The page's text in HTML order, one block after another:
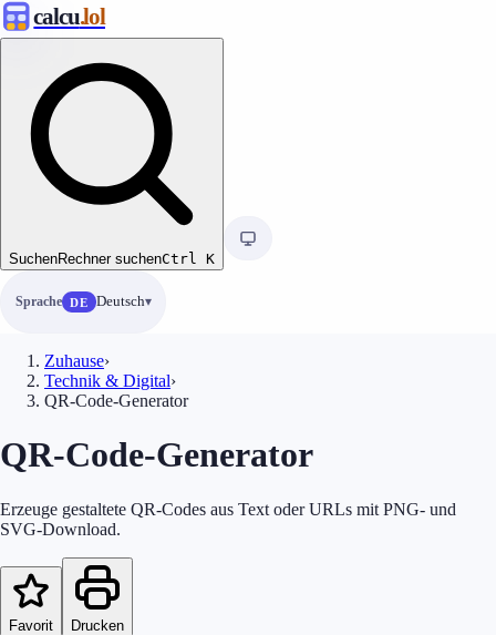
calcu.lol
SuchenRechner suchenCtrl K
Sprache DE Deutsch
Zuhause›
Technik & Digital›
QR-Code-Generator
QR-Code-Generator
Erzeuge gestaltete QR-Codes aus Text oder URLs mit PNG- und
SVG-Download.
Favorit Drucken